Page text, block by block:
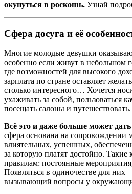
окунуться в роскошь. Узнай
Сфера досуга и её
Многие молодые девушки
особенно если живут в небольшом
где возможностей для высокого
зарплата по стране оставляет
столько интересного… Хочется
ухаживать за собой, пользоваться
посещать салоны и путешествовать.
Всё это и даже больше может дать
сфера основана на
влиятельных, успешных,
за которую платят достойно.
правилам: постоянные
Появляться в одиночестве для них
вызывающий вопросы у